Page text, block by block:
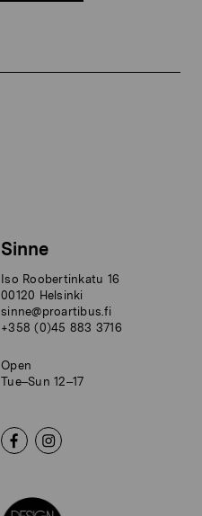
Sinne
Iso Roobertinkatu 16
00120 Helsinki
sinne@proartibus.fi
+358 (0)45 883 3716
Open
Tue–Sun 12–17